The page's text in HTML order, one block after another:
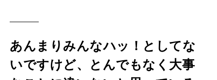
あんまりみんなハッ！としてな
いですけど、とんでもなく大事